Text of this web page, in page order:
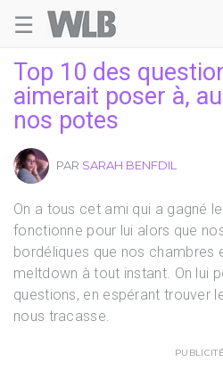
☰
Top 10 des
aimerait poser à,
nos potes
PAR SARAH BENFDIL
On a tous cet ami qui a gagné
fonctionne pour lui alors que
bordéliques que nos chambres
meltdown à tout instant. On lui
questions, en espérant trouver
nous tracasse.
PUBLICITÉ